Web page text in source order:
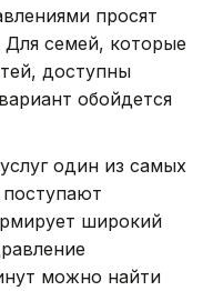
просят
Для семей, которые
доступны
обойдется
один из самых
широкий
можно найти